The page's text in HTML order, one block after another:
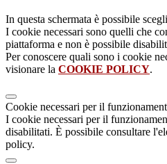
In questa schermata è possibile
I cookie necessari sono quelli che
piattaforma e non è possibile
Per conoscere quali sono i cookie
visionare la COOKIE POLICY.
Cookie necessari per il
I cookie necessari per il
disabilitati. È possibile consultare
policy.